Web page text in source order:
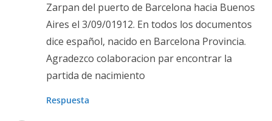
Zarpan del puerto de Barcelona hacia Buenos
Aires el 3/09/01912. En todos los documentos
dice español, nacido en Barcelona Provincia.
Agradezco colaboracion par encontrar la
partida de nacimiento
Respuesta